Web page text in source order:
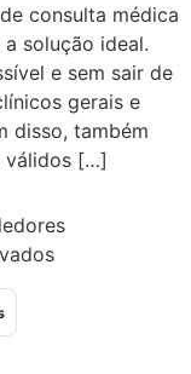
consulta médica
solução ideal.
e sem sair de
gerais e
disso, também
válidos […]